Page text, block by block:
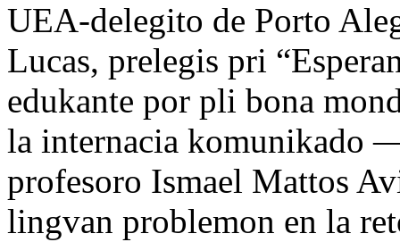
UEA-delegito de Porto
Lucas, prelegis pri
edukante por pli bona
la internacia komunikado
profesoro Ismael Mattos
lingvan problemon en la